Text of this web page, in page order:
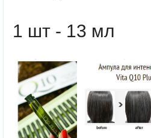
1 шт - 13 мл